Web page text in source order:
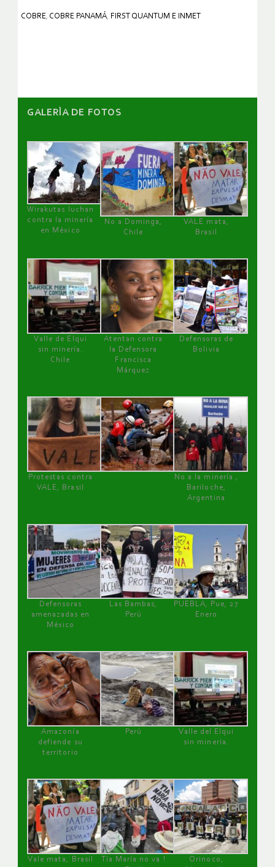
COBRE, COBRE PANAMÁ, FIRST QUANTUM E INMET
GALERÌA DE FOTOS
Wirakutas luchan
contra la minería
en México
No a Dominga,
Chile
VALE mata,
Brasil
Valle de Elqui
sin minería.
Chile
Atentan contra
la Defensora
Francisca
Márquez
Defensoras de
Bolivia
Protestas contra
VALE, Brasil
No a la minería ,
Bariloche,
Argentina
Defensoras
amenazadas en
México
Las Bambas,
Perú
PUEBLA, Pue, 27
Enero
Amazonía
defiende su
territorio
Perú
Valle del Elqui
sin minería.
Vale mata, Brasil
Tía María no va !
Orinoco,